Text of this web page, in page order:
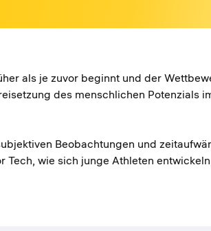
als je zuvor beginnt und der
des menschlichen Potenzials
Beobachtungen und
Tech, wie sich junge Athleten